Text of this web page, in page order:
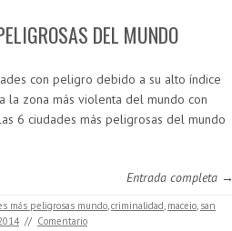
DEL MUNDO
con peligro debido a su alto índice
la zona más violenta del mundo con
6 ciudades más peligrosas del mundo
Entrada completa →
más peligrosas mundo,criminalidad, maceio, san
// Comentario